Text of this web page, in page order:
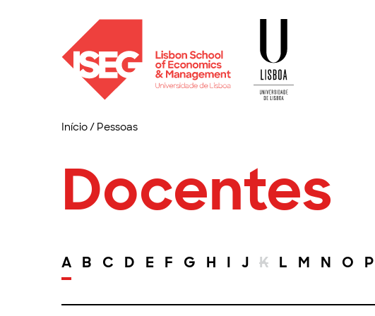
Início/ Pessoas
Docentes
A B C D E F G H I J K L M N O P